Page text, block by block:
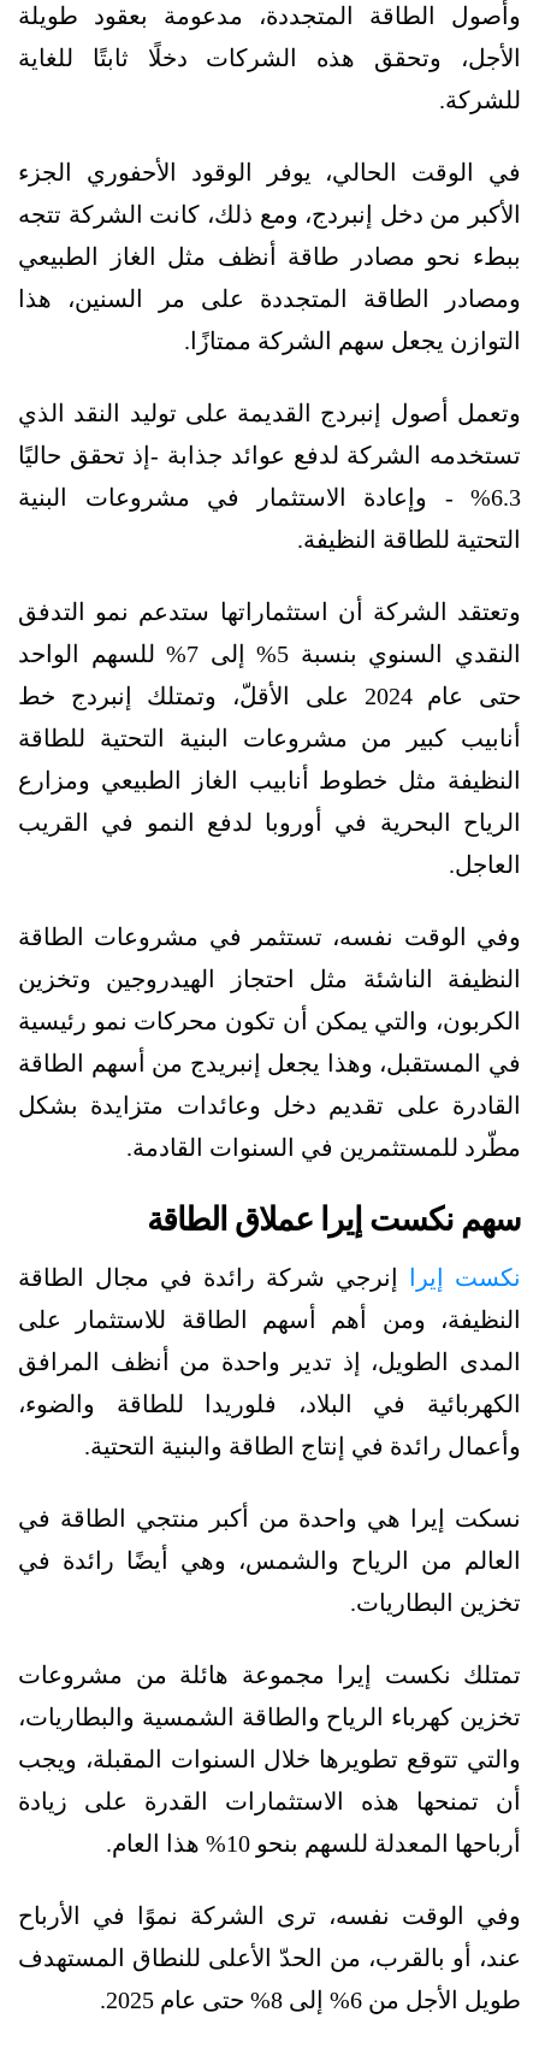
وأصول الطاقة المتجددة، مدعومة بعقود طويلة
الأجل، وتحقق هذه الشركات دخلًا ثابتًا للغاية
للشركة.
في الوقت الحالي، يوفر الوقود الأحفوري الجزء
الأكبر من دخل إنبردج، ومع ذلك، كانت الشركة تتجه
ببطء نحو مصادر طاقة أنظف مثل الغاز الطبيعي
ومصادر الطاقة المتجددة على مر السنين، هذا
التوازن يجعل سهم الشركة ممتازًا.
وتعمل أصول إنبردج القديمة على توليد النقد الذي
تستخدمه الشركة لدفع عوائد جذابة -إذ تحقق حاليًا
6.3% - وإعادة الاستثمار في مشروعات البنية
التحتية للطاقة النظيفة.
وتعتقد الشركة أن استثماراتها ستدعم نمو التدفق
النقدي السنوي بنسبة 5% إلى 7% للسهم الواحد
حتى عام 2024 على الأقلّ، وتمتلك إنبردج خط
أنابيب كبير من مشروعات البنية التحتية للطاقة
النظيفة مثل خطوط أنابيب الغاز الطبيعي ومزارع
الرياح البحرية في أوروبا لدفع النمو في القريب
العاجل.
وفي الوقت نفسه، تستثمر في مشروعات الطاقة
النظيفة الناشئة مثل احتجاز الهيدروجين وتخزين
الكربون، والتي يمكن أن تكون محركات نمو رئيسية
في المستقبل، وهذا يجعل إنبريدج من أسهم الطاقة
القادرة على تقديم دخل وعائدات متزايدة بشكل
مطّرد للمستثمرين في السنوات القادمة.
سهم نكست إيرا عملاق الطاقة
نكست إيرا
إنرجي شركة رائدة في مجال الطاقة
النظيفة، ومن أهم أسهم الطاقة للاستثمار على
المدى الطويل، إذ تدير واحدة من أنظف المرافق
الكهربائية في البلاد، فلوريدا للطاقة والضوء،
وأعمال رائدة في إنتاج الطاقة والبنية التحتية.
نسكت إيرا هي واحدة من أكبر منتجي الطاقة في
العالم من الرياح والشمس، وهي أيضًا رائدة في
تخزين البطاريات.
تمتلك نكست إيرا مجموعة هائلة من مشروعات
تخزين كهرباء الرياح والطاقة الشمسية والبطاريات،
والتي تتوقع تطويرها خلال السنوات المقبلة، ويجب
أن تمنحها هذه الاستثمارات القدرة على زيادة
أرباحها المعدلة للسهم بنحو 10% هذا العام.
وفي الوقت نفسه، ترى الشركة نموًا في الأرباح
عند، أو بالقرب، من الحدّ الأعلى للنطاق المستهدف
طويل الأجل من 6% إلى 8% حتى عام 2025.